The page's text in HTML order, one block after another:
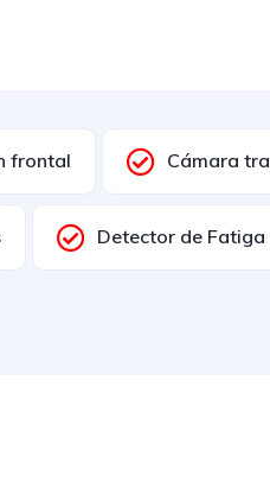
frontal Cámara
Detector de Fatiga